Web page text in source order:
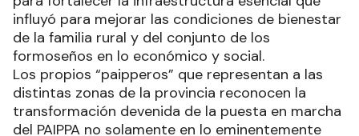
influyó para mejorar las condiciones de bienestar
de la familia rural y del conjunto de los
formoseños en lo económico y social.
Los propios “paipperos” que representan a las
distintas zonas de la provincia reconocen la
transformación devenida de la puesta en marcha
del PAIPPA no solamente en lo eminentemente